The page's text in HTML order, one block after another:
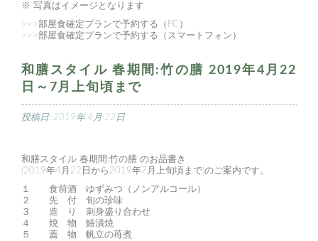
※ 写真はイメージとなります
>>>部屋食確定プランで予約する（PC）
>>>部屋食確定プランで予約する（スマートフォン）
和膳スタイル 春期間:竹の膳 2019年4月22
日～7月上旬頃まで
投稿日: 2019年 4月 22日
和膳スタイル 春期間:竹の膳 のお品書き
(2019年4月22日から2019年7月上旬頃まで)のご案内です。
１ 食前酒 ゆずみつ（ノンアルコール）
２ 先 付 旬の珍味
３ 造 り 刺身盛り合わせ
４ 焼 物 鰆漬焼
５ 蓋 物 帆立の苺煮